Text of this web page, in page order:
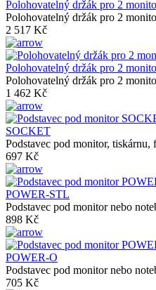
Polohovatelný držák pro 2
Polohovatelný držák pro 2
2 517 Kč
Polohovatelný držák pro 2
Polohovatelný držák pro 2
1 462 Kč
SOCKET
Podstavec pod monitor, tiskárnu,
697 Kč
POWER-STL
Podstavec pod monitor nebo
898 Kč
POWER-O
Podstavec pod monitor nebo
705 Kč